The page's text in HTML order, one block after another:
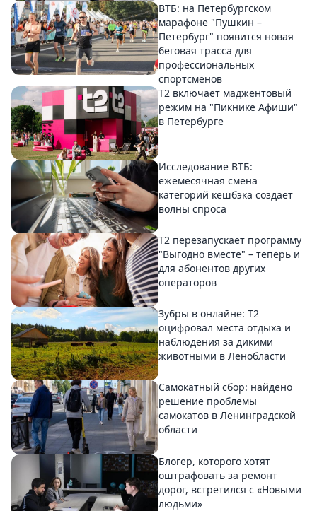
ВТБ: на Петербургском
марафоне "Пушкин –
Петербург" появится новая
беговая трасса для
профессиональных
спортсменов
Т2 включает маджентовый
режим на "Пикнике Афиши"
в Петербурге
Исследование ВТБ:
ежемесячная смена
категорий кешбэка создает
волны спроса
Т2 перезапускает программу
"Выгодно вместе" – теперь и
для абонентов других
операторов
Зубры в онлайне: Т2
оцифровал места отдыха и
наблюдения за дикими
животными в Ленобласти
Самокатный сбор: найдено
решение проблемы
самокатов в Ленинградской
области
Блогер, которого хотят
оштрафовать за ремонт
дорог, встретился с «Новыми
людьми»